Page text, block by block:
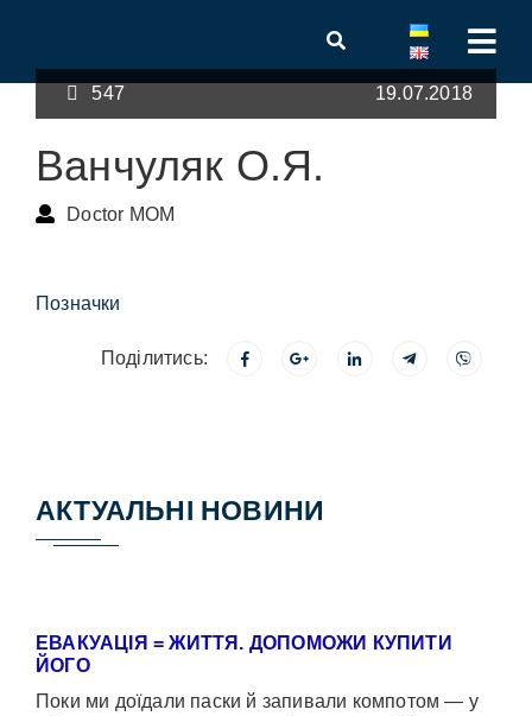
547 19.07.2018
Ванчуляк О.Я.
Doctor MOM
Позначки
Поділитись:
АКТУАЛЬНІ НОВИНИ
ЕВАКУАЦІЯ = ЖИТТЯ. ДОПОМОЖИ КУПИТИ
ЙОГО
Поки ми доїдали паски й запивали компотом — у